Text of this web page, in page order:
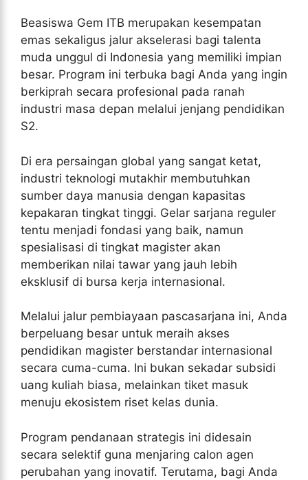
Beasiswa Gem ITB merupakan kesempatan
emas sekaligus jalur akselerasi bagi talenta
muda unggul di Indonesia yang memiliki impian
besar. Program ini terbuka bagi Anda yang ingin
berkiprah secara profesional pada ranah
industri masa depan melalui jenjang pendidikan
S2.
Di era persaingan global yang sangat ketat,
industri teknologi mutakhir membutuhkan
sumber daya manusia dengan kapasitas
kepakaran tingkat tinggi. Gelar sarjana reguler
tentu menjadi fondasi yang baik, namun
spesialisasi di tingkat magister akan
memberikan nilai tawar yang jauh lebih
eksklusif di bursa kerja internasional.
Melalui jalur pembiayaan pascasarjana ini, Anda
berpeluang besar untuk meraih akses
pendidikan magister berstandar internasional
secara cuma-cuma. Ini bukan sekadar subsidi
uang kuliah biasa, melainkan tiket masuk
menuju ekosistem riset kelas dunia.
Program pendanaan strategis ini didesain
secara selektif guna menjaring calon agen
perubahan yang inovatif. Terutama, bagi Anda